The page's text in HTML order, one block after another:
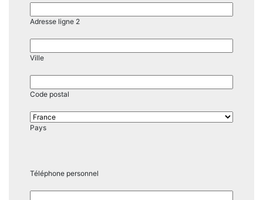
Adresse ligne 2
Ville
Code postal
Pays
Téléphone personnel